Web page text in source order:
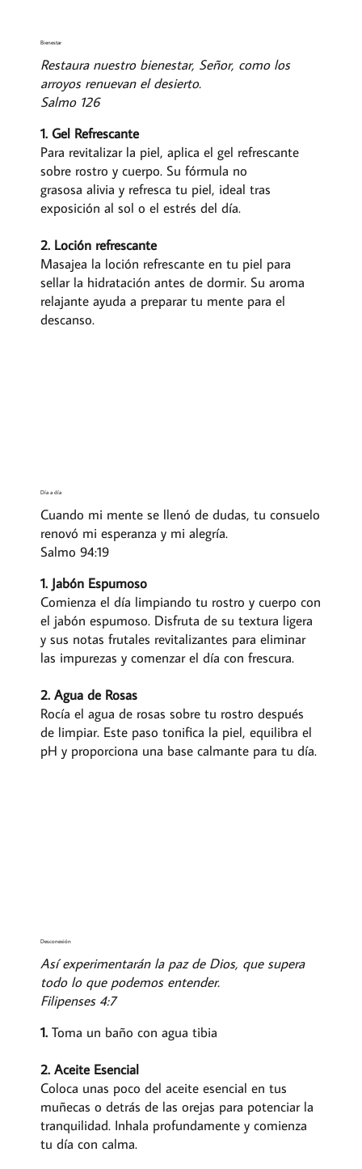
Bienestar
Restaura nuestro bienestar, Señor, como los
arroyos renuevan el desierto.
Salmo 126
1. Gel Refrescante
Para revitalizar la piel, aplica el gel refrescante
sobre rostro y cuerpo. Su fórmula no
grasosa alivia y refresca tu piel, ideal tras
exposición al sol o el estrés del día.
2. Loción refrescante
Masajea la loción refrescante en tu piel para
sellar la hidratación antes de dormir. Su aroma
relajante ayuda a preparar tu mente para el
descanso.
Día a día
Cuando mi mente se llenó de dudas, tu consuelo
renovó mi esperanza y mi alegría.
Salmo 94:19
1. Jabón Espumoso
Comienza el día limpiando tu rostro y cuerpo con
el jabón espumoso. Disfruta de su textura ligera
y sus notas frutales revitalizantes para eliminar
las impurezas y comenzar el día con frescura.
2. Agua de Rosas
Rocía el agua de rosas sobre tu rostro después
de limpiar. Este paso tonifica la piel, equilibra el
pH y proporciona una base calmante para tu día.
Desconexión
Así experimentarán la paz de Dios, que supera
todo lo que podemos entender.
Filipenses 4:7
1. Toma un baño con agua tibia
2. Aceite Esencial
Coloca unas poco del aceite esencial en tus
muñecas o detrás de las orejas para potenciar la
tranquilidad. Inhala profundamente y comienza
tu día con calma.